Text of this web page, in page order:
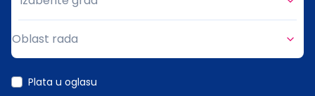
Grad
Oblast rada
Plata u oglasu